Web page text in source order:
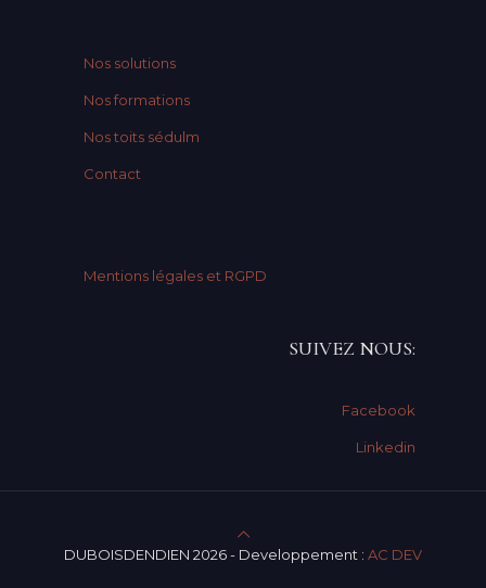
Nos solutions
Nos formations
Nos toits sédulm
Contact
Mentions légales et RGPD
SUIVEZ NOUS:
Facebook
Linkedin
DUBOISDENDIEN 2026 - Developpement : AC DEV